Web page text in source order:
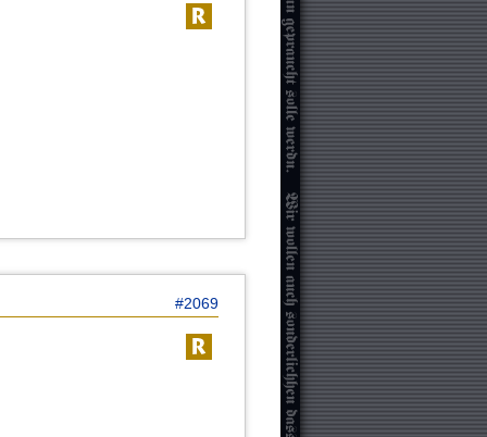
#2069